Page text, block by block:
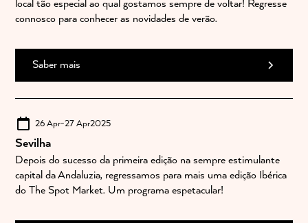
local tão especial ao qual gostamos sempre de voltar! Regresse
connosco para conhecer as novidades de verão.
Saber mais
26 Apr-27 Apr2025
Sevilha
Depois do sucesso da primeira edição na sempre estimulante
capital da Andaluzia, regressamos para mais uma edição Ibérica
do The Spot Market. Um programa espetacular!